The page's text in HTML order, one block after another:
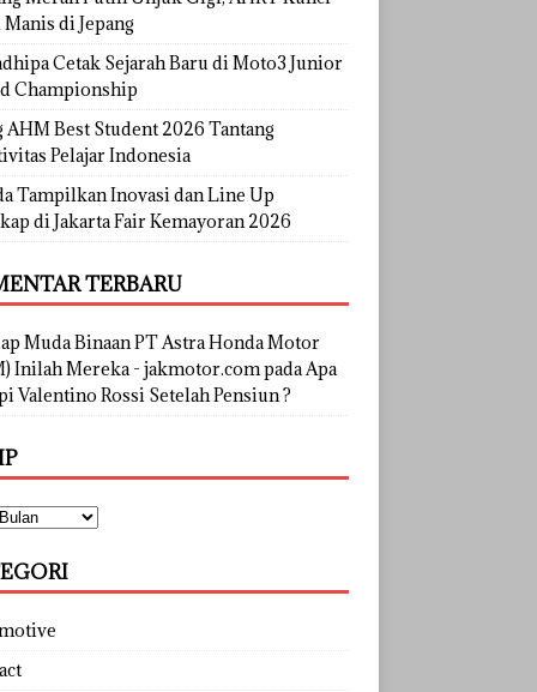
di Jepang
Cetak Sejarah Baru di Moto3 Junior
Championship
AHM Best Student 2026 Tantang
Pelajar Indonesia
Tampilkan Inovasi dan Line Up
di Jakarta Fair Kemayoran 2026
TERBARU
Muda Binaan PT Astra Honda Motor
Inilah Mereka - jakmotor.compadaApa
Valentino Rossi Setelah Pensiun ?